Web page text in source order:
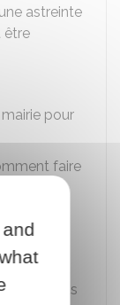
astreinte
être
pour
faire
vous